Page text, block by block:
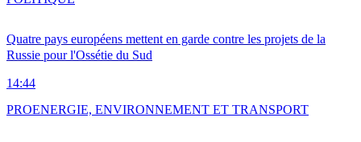
Quatre pays européens mettent en garde contre les projets de la
Russie pour l'Ossétie du Sud
14:44
PROENERGIE, ENVIRONNEMENT ET TRANSPORT